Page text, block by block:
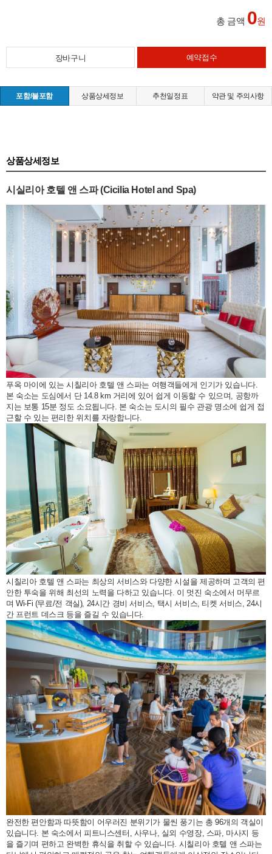
총 금액 0원
장바구니 예약접수
포함/불포함 상품상세정보 추천일정표 약관 및 주의사항
상품상세정보
시실리아 호텔 앤 스파 (Cicilia Hotel and Spa)
푸옥 마이에 있는 시칠리아 호텔 앤 스파는 여행객들에게 인기가 있습니다.
본 숙소는 도심에서 단 14.8 km 거리에 있어 쉽게 이동할 수 있으며, 공항까
지는 보통 15분 정도 소요됩니다. 본 숙소는 도시의 필수 관광 명소에 쉽게 접
근할 수 있는 편리한 위치를 자랑합니다.
시칠리아 호텔 앤 스파는 최상의 서비스와 다양한 시설을 제공하며 고객의 편
안한 투숙을 위해 최선의 노력을 다하고 있습니다. 이 멋진 숙소에서 머무르
며 Wi-Fi (무료/전 객실), 24시간 경비 서비스, 택시 서비스, 티켓 서비스, 24시
간 프런트 데스크 등을 즐길 수 있습니다.
완전한 편안함과 따뜻함이 어우러진 분위기가 물씬 풍기는 총 96개의 객실이
있습니다. 본 숙소에서 피트니스센터, 사우나, 실외 수영장, 스파, 마사지 등
을 즐기며 편하고 완벽한 휴식을 취할 수 있습니다. 시칠리아 호텔 앤 스파는